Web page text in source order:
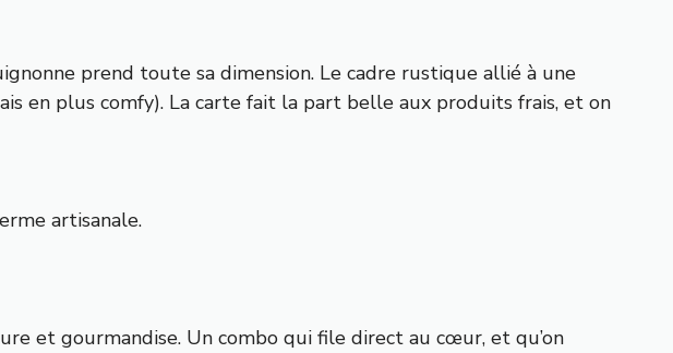
prend toute sa dimension. Le cadre rustique allié à une
en plus comfy). La carte fait la part belle aux produits frais, et on
artisanale.
et gourmandise. Un combo qui file direct au cœur, et qu’on